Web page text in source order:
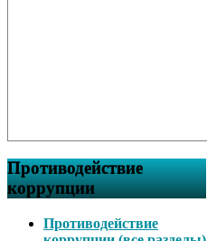
Противодействие
коррупции
Противодействие